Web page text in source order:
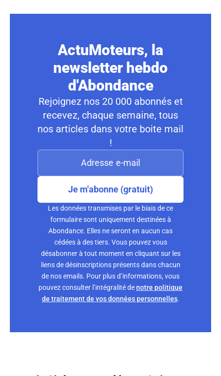
ActuMoteurs, la
newsletter hebdo
d'Abondance
Rejoignez nos 20 000 abonnés et
recevez, chaque semaine, tous
nos articles dans votre boite mail
!
Je m'abonne (gratuit)
Les données transmises par le biais de ce
formulaire sont uniquement destinées à
Abondance. Elles ne seront en aucun cas
cédées à des tiers. Vous pouvez vous
désabonner à tout moment en cliquant sur les
liens de désinscriptions présents dans chacun
de nos emails. Pour plus d’informations, vous
pouvez consulter l’intégralité denotre politique
de traitement de vos données personnelles.